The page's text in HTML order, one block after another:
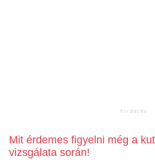
Mit érdemes figyelni még a
vizsgálata során!